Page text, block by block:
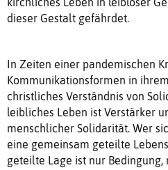
dieser Gestalt gefährdet.
In Zeiten einer pandemischen
Kommunikationsformen in
christliches Verständnis von
leibliches Leben ist Verstärker
menschlicher Solidarität. Wer
eine gemeinsam geteilte
geteilte Lage ist nur